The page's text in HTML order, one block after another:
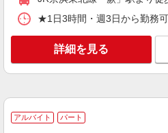
★1日3時間・週3日から勤務
詳細を見る
アルバイト パート